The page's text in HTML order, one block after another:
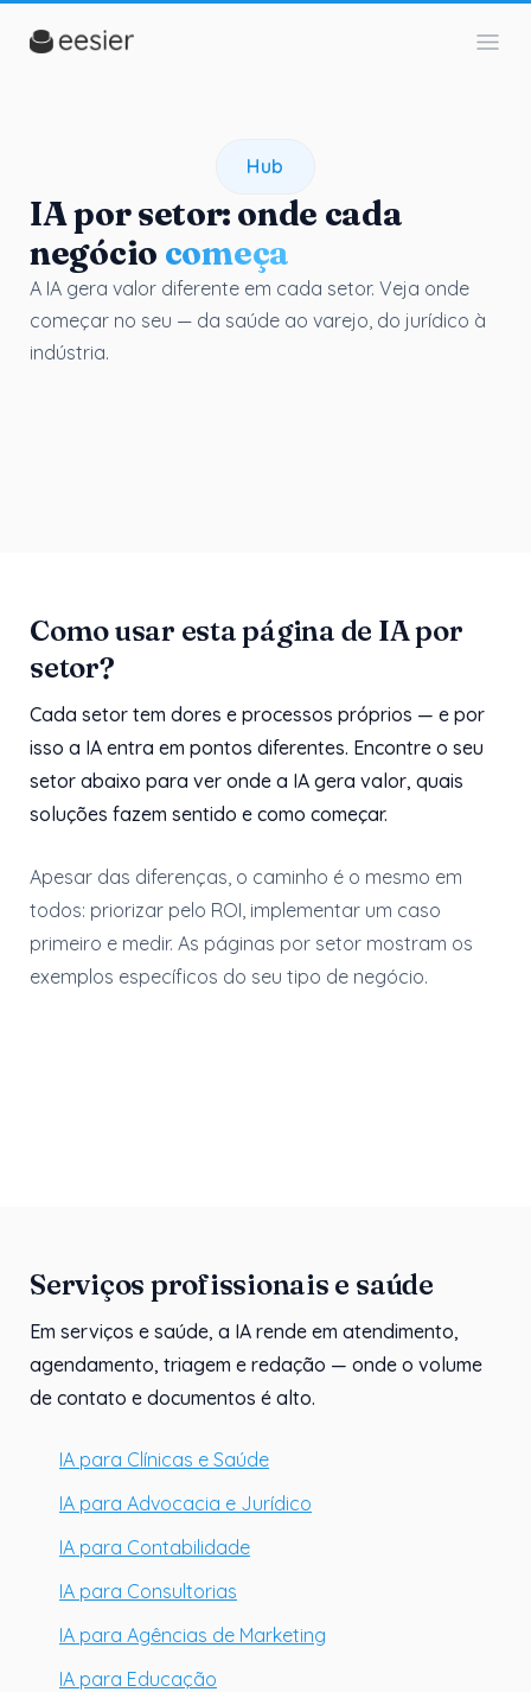
Hub
IA por setor: onde cada
negócio começa
A IA gera valor diferente em cada setor. Veja onde
começar no seu — da saúde ao varejo, do jurídico à
indústria.
Como usar esta página de IA por
setor?
Cada setor tem dores e processos próprios — e por
isso a IA entra em pontos diferentes. Encontre o seu
setor abaixo para ver onde a IA gera valor, quais
soluções fazem sentido e como começar.
Apesar das diferenças, o caminho é o mesmo em
todos: priorizar pelo ROI, implementar um caso
primeiro e medir. As páginas por setor mostram os
exemplos específicos do seu tipo de negócio.
Serviços profissionais e saúde
Em serviços e saúde, a IA rende em atendimento,
agendamento, triagem e redação — onde o volume
de contato e documentos é alto.
IA para Clínicas e Saúde
IA para Advocacia e Jurídico
IA para Contabilidade
IA para Consultorias
IA para Agências de Marketing
IA para Educação